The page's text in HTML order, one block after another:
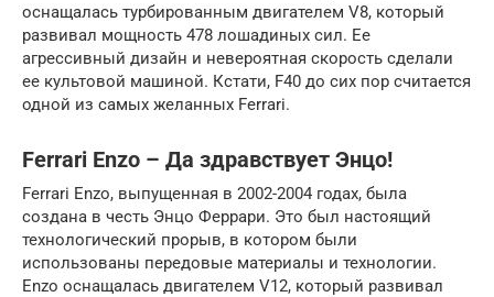
оснащалась турбированным двигателем V8, который
развивал мощность 478 лошадиных сил. Ее
агрессивный дизайн и невероятная скорость сделали
ее культовой машиной. Кстати, F40 до сих пор считается
одной из самых желанных Ferrari.
Ferrari Enzo – Да здравствует Энцо!
Ferrari Enzo, выпущенная в 2002-2004 годах, была
создана в честь Энцо Феррари. Это был настоящий
технологический прорыв, в котором были
использованы передовые материалы и технологии.
Enzo оснащалась двигателем V12, который развивал